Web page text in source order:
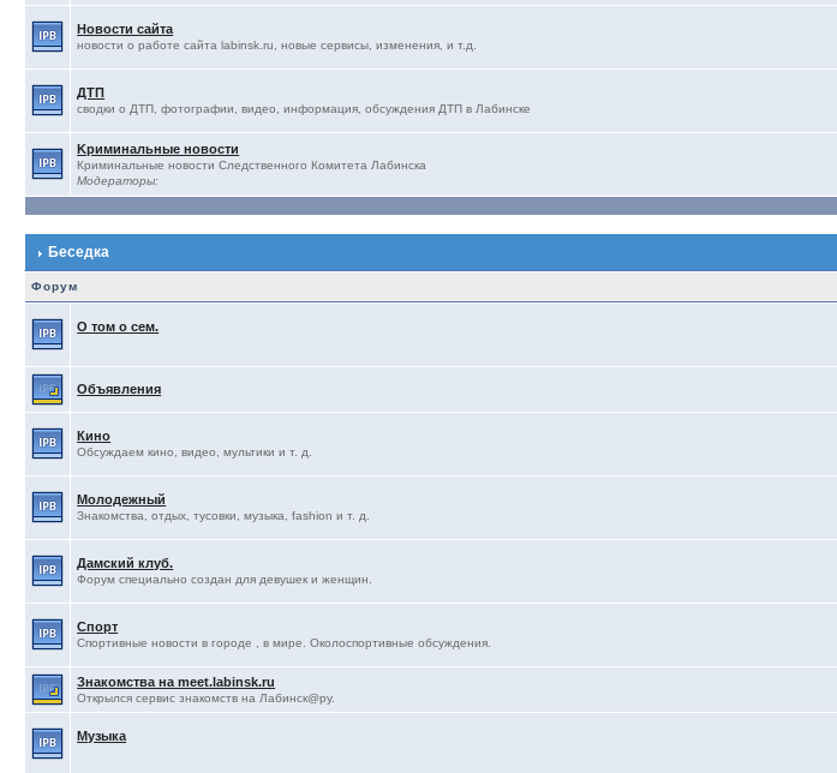
Новости сайта
новости о работе сайта labinsk.ru, новые сервисы, изменения, и т.д.
ДТП
сводки о ДТП, фотографии, видео, информация, обсуждения ДТП в Лабинске
Kриминальные новости
Криминальные новости Следственного Комитета Лабинска
Модераторы:
Беседка
Форум
О том о сем.
Объявления
Кино
Обсуждаем кино, видео, мультики и т. д.
Молодежный
Знакомства, отдых, тусовки, музыка, fashion и т. д.
Дамский клуб.
Форум специально создан для девушек и женщин.
Спорт
Спортивные новости в городе , в мире. Околоспортивные обсуждения.
Знакомства на meet.labinsk.ru
Открылся сервис знакомств на Лабинск@ру.
Музыка